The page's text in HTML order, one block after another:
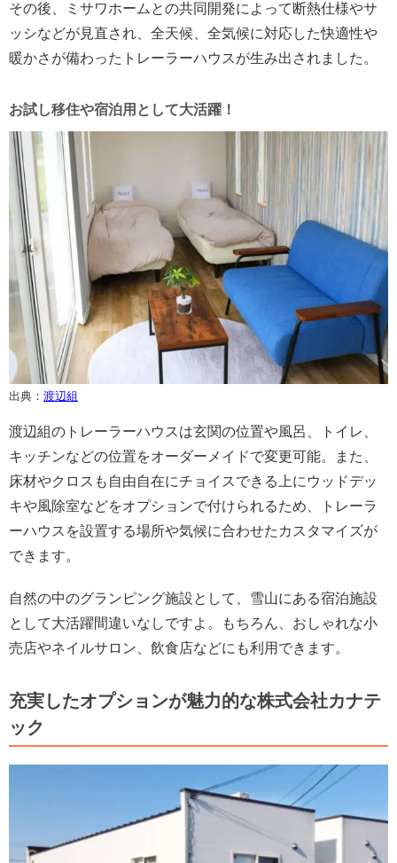
その後、ミサワホームとの共同開発によって断熱仕様やサ
ッシなどが見直され、全天候、全気候に対応した快適性や
暖かさが備わったトレーラーハウスが生み出されました。
お試し移住や宿泊用として大活躍！
出典： 渡辺組
渡辺組のトレーラーハウスは玄関の位置や風呂、トイレ、
キッチンなどの位置をオーダーメイドで変更可能。また、
床材やクロスも自由自在にチョイスできる上にウッドデッ
キや風除室などをオプションで付けられるため、トレーラ
ーハウスを設置する場所や気候に合わせたカスタマイズが
できます。
自然の中のグランピング施設として、雪山にある宿泊施設
として大活躍間違いなしですよ。もちろん、おしゃれな小
売店やネイルサロン、飲食店などにも利用できます。
充実したオプションが魅力的な株式会社カナテ
ック